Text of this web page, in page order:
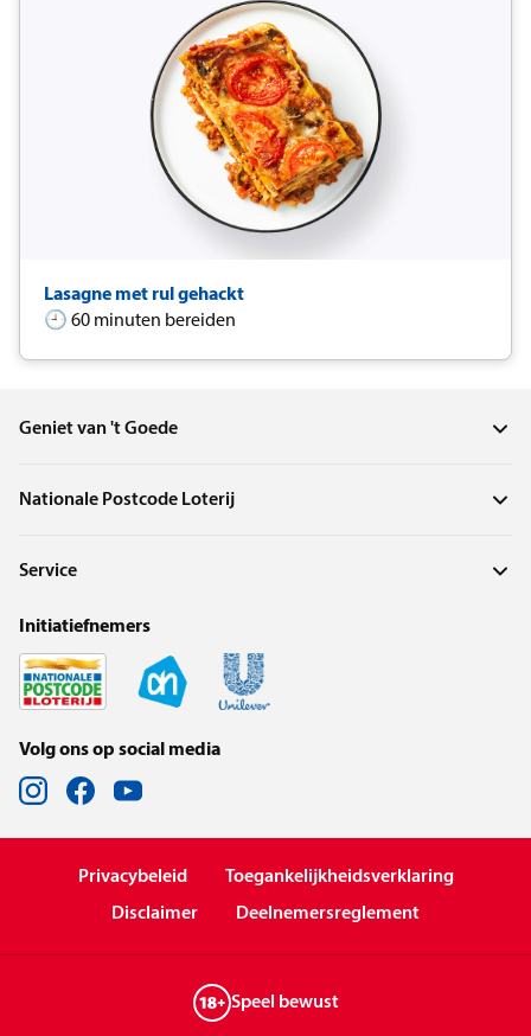
Lasagne met rul gehackt
🕘 60 minuten bereiden
Geniet van 't Goede
Nationale Postcode Loterij
Service
Initiatiefnemers
Volg ons op social media
Privacybeleid
Toegankelijkheidsverklaring
Disclaimer
Deelnemersreglement
Speel bewust